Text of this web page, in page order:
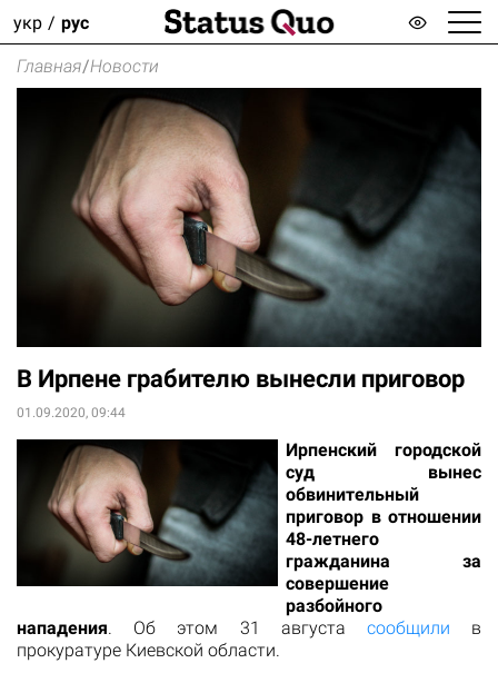
укр рус
Главная/Новости
В Ирпене грабителю вынесли приговор
01.09.2020, 09:44
Ирпенский городской
суд вынес
обвинительный
приговор в отношении
48-летнего
гражданина за
совершение
разбойного
нападения. Об этом 31 августа сообщили в
прокуратуре Киевской области.